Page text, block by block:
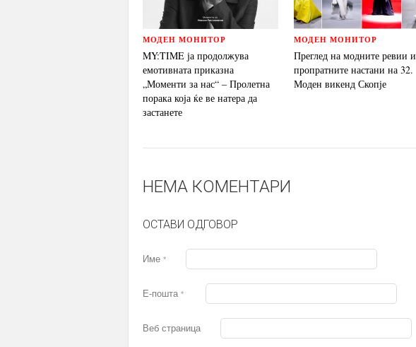
МОДЕН МОНИТОР
MY:TIME ја продолжува
емотивната приказна
„Моменти за нас“ – Пролетна
порака која ќе ве натера да
застанете
МОДЕН МОНИТОР
Преглед на модните ревии и
пропратните настани на 32.
Моден викенд Скопје
НЕМА КОМЕНТАРИ
ОСТАВИ ОДГОВОР
Име *
Е-пошта *
Веб страница